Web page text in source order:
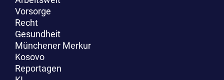
Vorsorge
Recht
Gesundheit
Münchener Merkur
Kosovo
Reportagen